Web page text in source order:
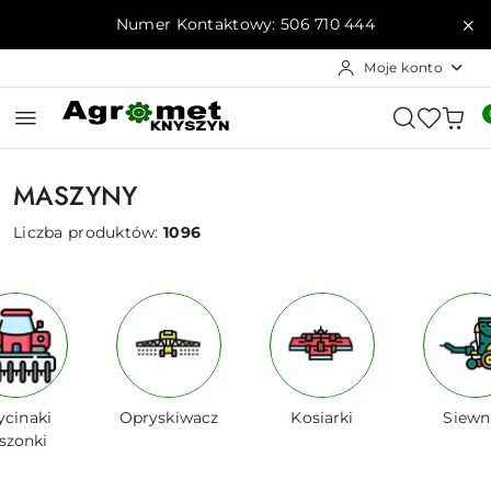
Przejdź do treści głównej
Przejdź do wyszukiwarki
Przejdź do moje konto
Przejdź do menu głównego
Przejdź do stopkiNumer Kontaktowy: 506 710 444
Moje konto
MASZYNY
Liczba produktów:1096
Opryskiwacz Kosiarki